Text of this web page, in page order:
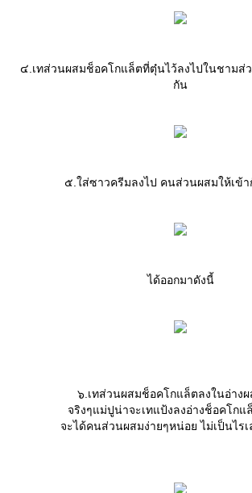
๔.เทส่วนผสมช็อคโกแล็ตที่ตุ๋นไว้ลงไปในชามส่
กัน
๕.ใส่ซาวครีมลงไป คนส่วนผสมให้เข้า
ได้ออกมาดังนี้
๖.เทส่วนผสมช็อคโกแล็ตลงในอ่าง
จริงๆแม่ปูน่าจะเทแป้งลงอ่างช็อคโก
จะได้คนส่วนผสมง่ายๆหน่อย ไม่เป็นไร